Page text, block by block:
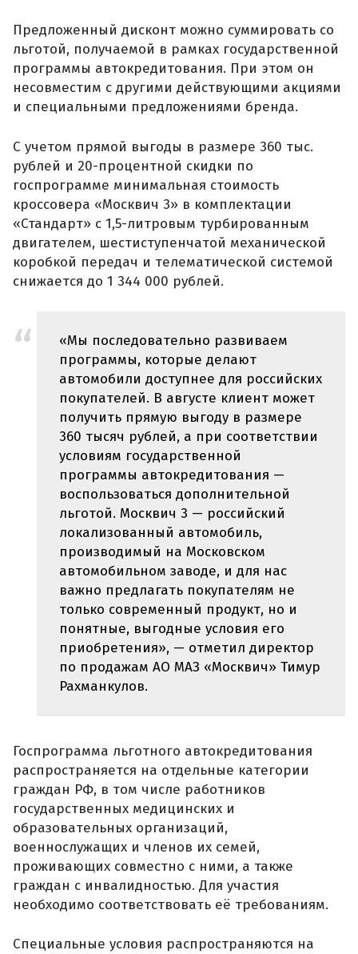
Предложенный дисконт можно суммировать со
льготой, получаемой в рамках государственной
программы автокредитования. При этом он
несовместим с другими действующими акциями
и специальными предложениями бренда.
С учетом прямой выгоды в размере 360 тыс.
рублей и 20-процентной скидки по
госпрограмме минимальная стоимость
кроссовера «Москвич 3» в комплектации
«Стандарт» с 1,5-литровым турбированным
двигателем, шестиступенчатой механической
коробкой передач и телематической системой
снижается до 1 344 000 рублей.
«Мы последовательно развиваем
программы, которые делают
автомобили доступнее для российских
покупателей. В августе клиент может
получить прямую выгоду в размере
360 тысяч рублей, а при соответствии
условиям государственной
программы автокредитования —
воспользоваться дополнительной
льготой. Москвич 3 — российский
локализованный автомобиль,
производимый на Московском
автомобильном заводе, и для нас
важно предлагать покупателям не
только современный продукт, но и
понятные, выгодные условия его
приобретения», — отметил директор
по продажам АО МАЗ «Москвич» Тимур
Рахманкулов.
Госпрограмма льготного автокредитования
распространяется на отдельные категории
граждан РФ, в том числе работников
государственных медицинских и
образовательных организаций,
военнослужащих и членов их семей,
проживающих совместно с ними, а также
граждан с инвалидностью. Для участия
необходимо соответствовать её требованиям.
Специальные условия распространяются на